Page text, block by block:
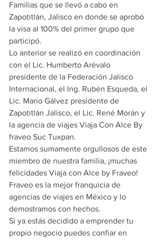
Familias que se llevó a cabo en
Zapotitlán, Jalisco en donde se aprobó
la visa al 100% del primer grupo que
participó.
Lo anterior se realizó en coordinación
con el Lic. Humberto Arévalo
presidente de la Federación Jalisco
Internacional, el Ing. Rubén Esqueda, el
Lic. Mario Gálvez presidente de
Zapotitlán Jalisco, el Lic. René Morán y
la agencia de viajes Viaja Con Alce By
fraveo Suc Tuxpan.
Estamos sumamente orgullosos de este
miembro de nuestra familia, ¡muchas
felicidades Viaja con Alce by Fraveo!
Fraveo es la mejor franquicia de
agencias de viajes en México y lo
demostramos con hechos.
Si ya estás decidido a emprender tu
propio negocio puedes confiar en